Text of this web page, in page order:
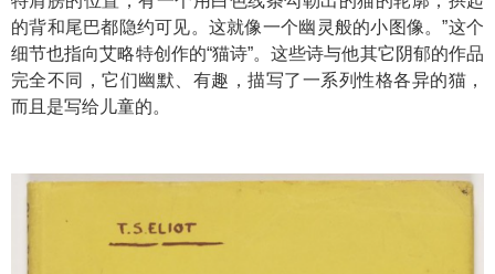
的背和尾巴都隐约可见。这就像一个幽灵般的小图像。”这个
细节也指向艾略特创作的“猫诗”。这些诗与他其它阴郁的作品
完全不同，它们幽默、有趣，描写了一系列性格各异的猫，
而且是写给儿童的。